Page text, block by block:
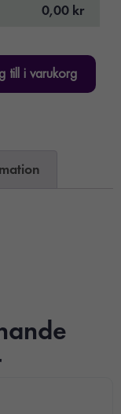
0,00 kr
till i varukorg